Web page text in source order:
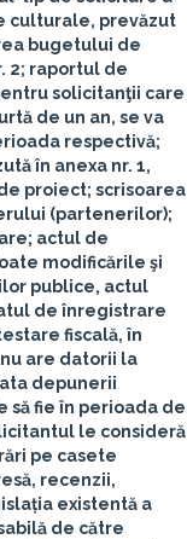
culturale, prevăzut
bugetului de
2; raportul de
solicitanţii care
de un an, se va
respectivă;
în anexa nr. 1,
proiect; scrisoarea
(partenerilor);
actul de
modificările şi
publice, actul
de înregistrare
fiscală, în
are datorii la
depunerii
fie în perioada de
le consideră
pe casete
recenzii,
existentă a
de către